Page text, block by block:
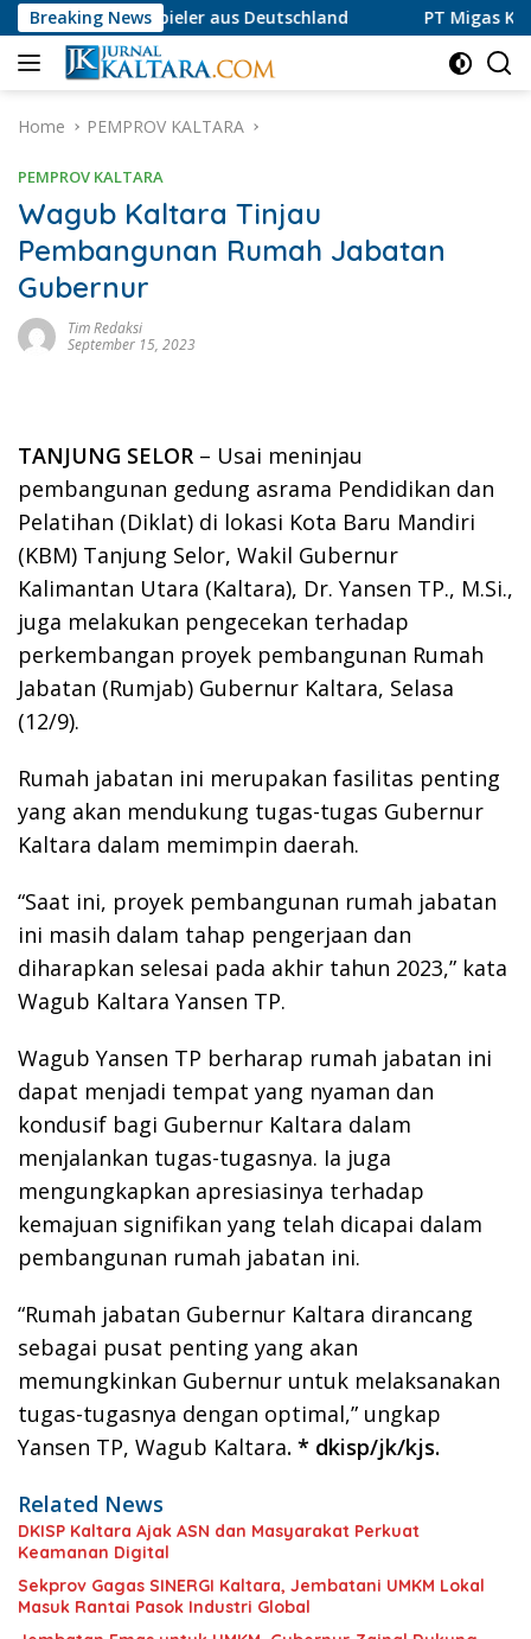
Skip
to
content
Breaking News
aus Deutschland PT Migas Kaltara Jaya
Home PEMPROV KALTARA
PEMPROV KALTARA
Wagub Kaltara Tinjau
Pembangunan Rumah Jabatan
Gubernur
Tim Redaksi
September 15, 2023
TANJUNG SELOR – Usai meninjau
pembangunan gedung asrama Pendidikan dan
Pelatihan (Diklat) di lokasi Kota Baru Mandiri
(KBM) Tanjung Selor, Wakil Gubernur
Kalimantan Utara (Kaltara), Dr. Yansen TP., M.Si.,
juga melakukan pengecekan terhadap
perkembangan proyek pembangunan Rumah
Jabatan (Rumjab) Gubernur Kaltara, Selasa
(12/9).
Rumah jabatan ini merupakan fasilitas penting
yang akan mendukung tugas-tugas Gubernur
Kaltara dalam memimpin daerah.
“Saat ini, proyek pembangunan rumah jabatan
ini masih dalam tahap pengerjaan dan
diharapkan selesai pada akhir tahun 2023,” kata
Wagub Kaltara Yansen TP.
Wagub Yansen TP berharap rumah jabatan ini
dapat menjadi tempat yang nyaman dan
kondusif bagi Gubernur Kaltara dalam
menjalankan tugas-tugasnya. Ia juga
mengungkapkan apresiasinya terhadap
kemajuan signifikan yang telah dicapai dalam
pembangunan rumah jabatan ini.
“Rumah jabatan Gubernur Kaltara dirancang
sebagai pusat penting yang akan
memungkinkan Gubernur untuk melaksanakan
tugas-tugasnya dengan optimal,” ungkap
Yansen TP, Wagub Kaltara. * dkisp/jk/kjs.
Related News
DKISP Kaltara Ajak ASN dan Masyarakat Perkuat
Keamanan Digital
Sekprov Gagas SINERGI Kaltara, Jembatani UMKM Lokal
Masuk Rantai Pasok Industri Global